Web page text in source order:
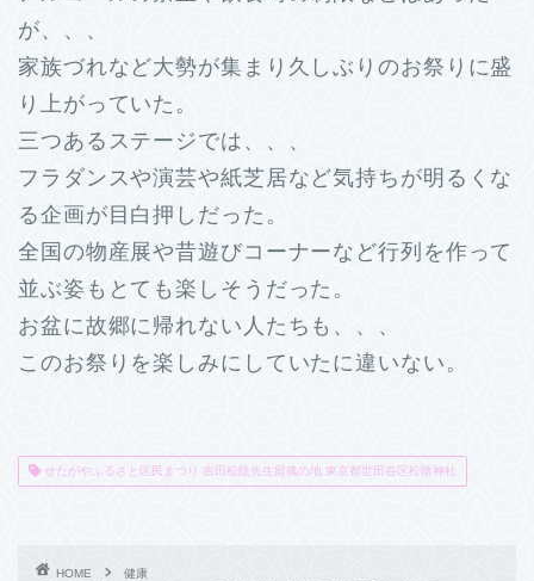
が、、、
家族づれなど大勢が集まり久しぶりのお祭りに盛
り上がっていた。
三つあるステージでは、、、
フラダンスや演芸や紙芝居など気持ちが明るくな
る企画が目白押しだった。
全国の物産展や昔遊びコーナーなど行列を作って
並ぶ姿もとても楽しそうだった。
お盆に故郷に帰れない人たちも、、、
このお祭りを楽しみにしていたに違いない。
せたがやふるさと区民まつり 吉田松陰先生留魂の地 東京都世田谷区松陰神社
HOME
健康